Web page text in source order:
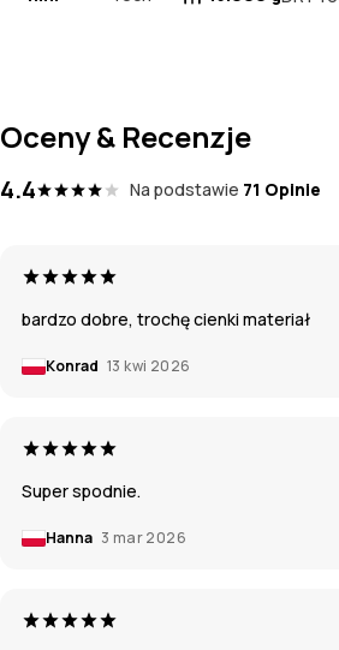
Oceny & Recenzje
4.4 Na podstawie 71 Opinie
bardzo dobre, trochę cienki materiał
Konrad 13 kwi 2026
Super spodnie.
Hanna 3 mar 2026